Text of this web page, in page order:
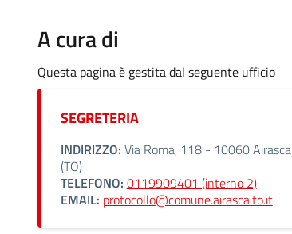
A cura di
Questa pagina è gestita dal seguente ufficio
SEGRETERIA
INDIRIZZO: Via Roma, 118 - 10060 Airasca
(TO)
TELEFONO: 0119909401 (interno 2)
EMAIL: protocollo@comune.airasca.to.it